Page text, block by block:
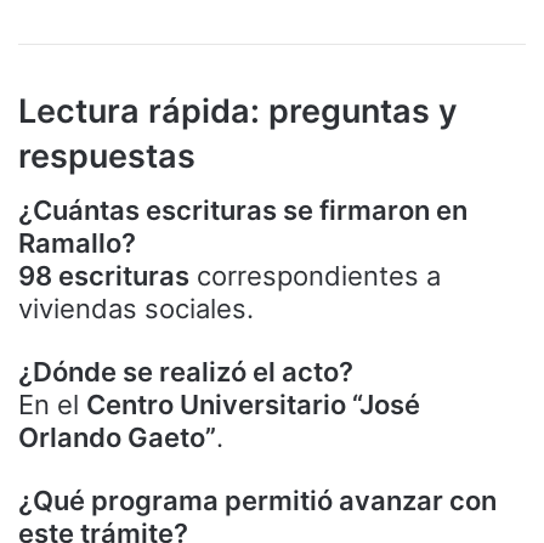
Lectura rápida: preguntas y
respuestas
¿Cuántas escrituras se firmaron en
Ramallo?
98 escrituras correspondientes a
viviendas sociales.
¿Dónde se realizó el acto?
En el Centro Universitario “José
Orlando Gaeto”.
¿Qué programa permitió avanzar con
este trámite?